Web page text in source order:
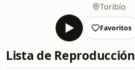
Toribío
Favoritos
Lista de Reproducción